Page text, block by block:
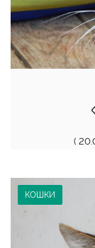
(
КОШКИ